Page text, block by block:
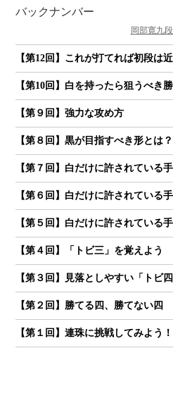
バックナンバー
岡部寛九
【第12回】これが打てれば初段は
【第10回】白を持ったら狙うべき
【第９回】強力な攻め方
【第８回】黒が目指すべき形とは？
【第７回】白だけに許されている
【第６回】白だけに許されている
【第５回】白だけに許されている
【第４回】「トビ三」を覚えよう
【第３回】見落としやすい「トビ四
【第２回】勝てる四、勝てない四
【第１回】連珠に挑戦してみよう！